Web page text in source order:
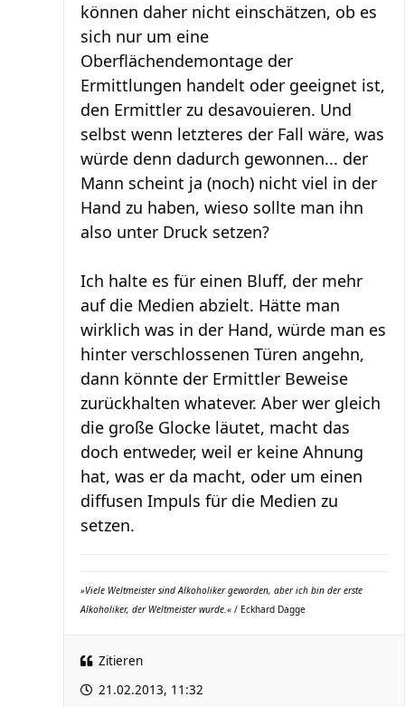
können daher nicht einschätzen, ob es
sich nur um eine
Oberflächendemontage der
Ermittlungen handelt oder geeignet ist,
den Ermittler zu desavouieren. Und
selbst wenn letzteres der Fall wäre, was
würde denn dadurch gewonnen... der
Mann scheint ja (noch) nicht viel in der
Hand zu haben, wieso sollte man ihn
also unter Druck setzen?
Ich halte es für einen Bluff, der mehr
auf die Medien abzielt. Hätte man
wirklich was in der Hand, würde man es
hinter verschlossenen Türen angehn,
dann könnte der Ermittler Beweise
zurückhalten whatever. Aber wer gleich
die große Glocke läutet, macht das
doch entweder, weil er keine Ahnung
hat, was er da macht, oder um einen
diffusen Impuls für die Medien zu
setzen.
»Viele Weltmeister sind Alkoholiker geworden, aber ich bin der erste
Alkoholiker, der Weltmeister wurde.« / Eckhard Dagge
Zitieren
21.02.2013, 11:32